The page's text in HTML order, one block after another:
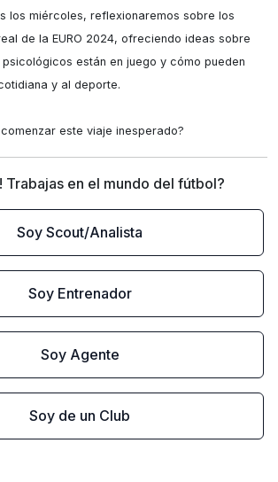
los miércoles, reflexionaremos sobre los
de la EURO 2024, ofreciendo ideas sobre
están en juego y cómo pueden
y al deporte.
este viaje inesperado?
Trabajas en el mundo del fútbol?
Soy Scout/Analista
Soy Entrenador
Soy Agente
Soy de un Club